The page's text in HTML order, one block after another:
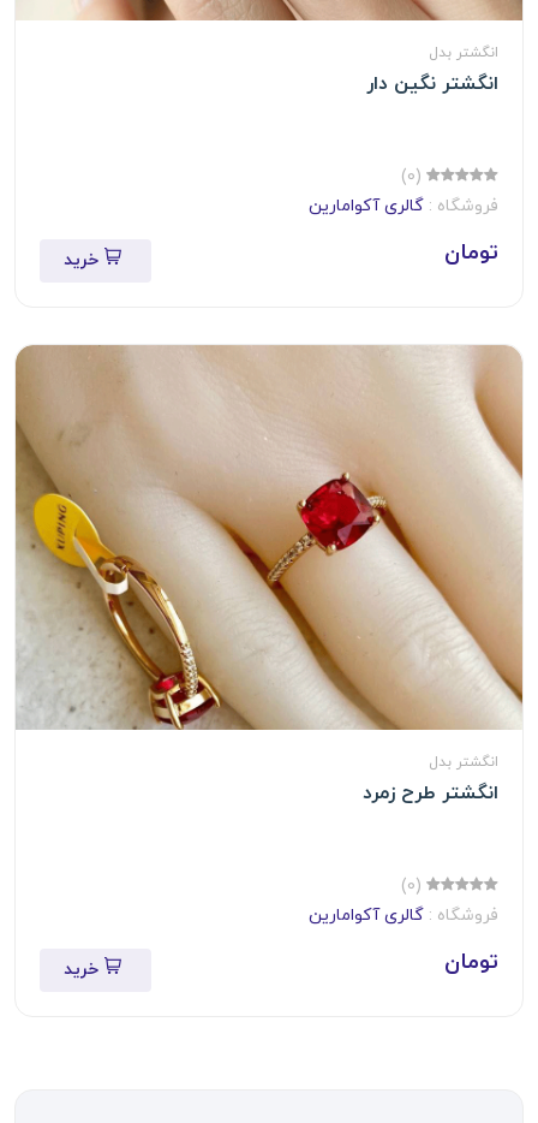
انگشتر بدل
انگشتر نگین دار
(0)
فروشگاه : گالری آکوامارین
تومان خرید
انگشتر بدل
انگشتر طرح زمرد
(0)
فروشگاه : گالری آکوامارین
تومان خرید